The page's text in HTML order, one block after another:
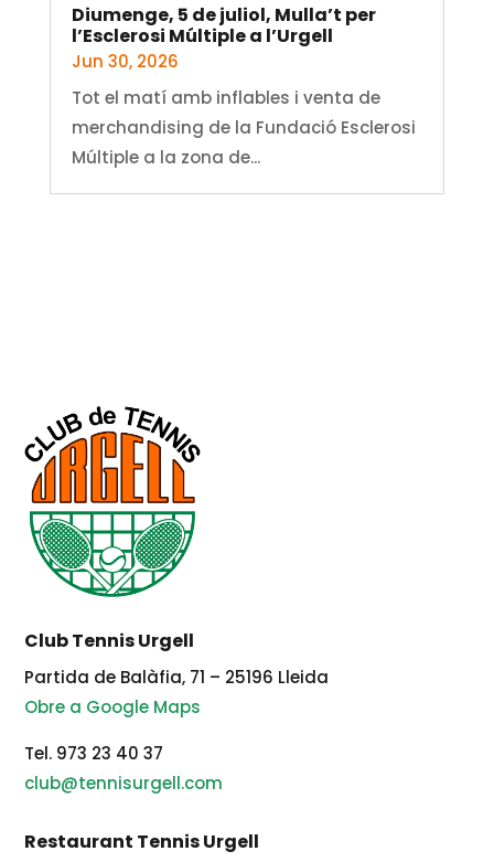
Diumenge, 5 de juliol, Mulla’t per
l’Esclerosi Múltiple a l’Urgell
Jun 30, 2026
Tot el matí amb inflables i venta de
merchandising de la Fundació Esclerosi
Múltiple a la zona de...
Club Tennis Urgell
Partida de Balàfia, 71 – 25196 Lleida
Obre a Google Maps
Tel. 973 23 40 37
club@tennisurgell.com
Restaurant Tennis Urgell